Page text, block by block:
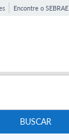
Encontre o SEBRAE
BUSCAR